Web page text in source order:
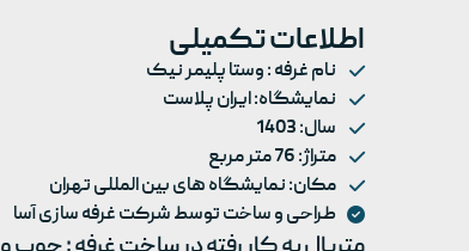
اطلاعات تکمیلی
نام غرفه : وستا پلیمر نیک
نمایشگاه: ایران پلاست
سال: 1403
متراژ: 76 متر مربع
مکان: نمایشگاه های بین المللی تهران
طراحی و ساخت توسط شرکت غرفه سازی آسا